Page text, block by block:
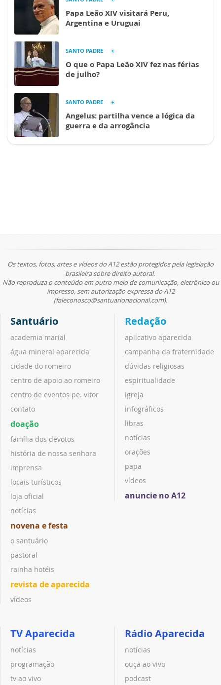
Papa Leão XIV visitará Peru,
Argentina e Uruguai
SANTO PADRE
O que o Papa Leão XIV fez nas férias
de julho?
SANTO PADRE
Angelus: partilha vence a lógica da
guerra e da arrogância
Os textos, fotos, artes e vídeos do A12 estão protegidos pela legislação
brasileira sobre direito autoral.
Não reproduza o conteúdo em outro meio de comunicação, eletrônico ou
impresso, sem autorização expressa do A12
(faleconosco@santuarionacional.com).
Santuário
academia marial
água mineral aparecida
cidade do romeiro
centro de apoio ao romeiro
centro de eventos pe. vitor
contato
doação
família dos devotos
história de nossa senhora
imprensa
locais turísticos
loja oficial
notícias
novena e festa
o santuário
pastoral
rainha hotéis
revista de aparecida
vídeos
Redação
aplicativo aparecida
campanha da fraternidade
dúvidas religiosas
espiritualidade
igreja
infográficos
libras
notícias
orações
papa
vídeos
anuncie no A12
TV Aparecida
notícias
programação
tv ao vivo
Rádio Aparecida
notícias
ouça ao vivo
podcast